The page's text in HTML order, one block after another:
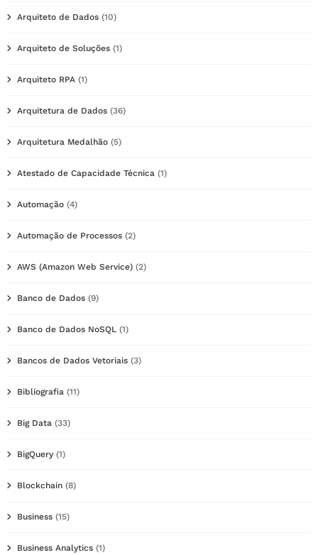
Arquiteto de Dados (10)
Arquiteto de Soluções (1)
Arquiteto RPA (1)
Arquitetura de Dados (36)
Arquitetura Medalhão (5)
Atestado de Capacidade Técnica (1)
Automação (4)
Automação de Processos (2)
AWS (Amazon Web Service) (2)
Banco de Dados (9)
Banco de Dados NoSQL (1)
Bancos de Dados Vetoriais (3)
Bibliografia (11)
Big Data (33)
BigQuery (1)
Blockchain (8)
Business (15)
Business Analytics (1)